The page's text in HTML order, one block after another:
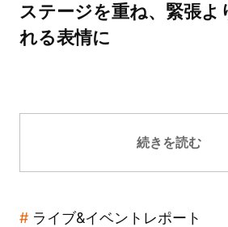
ステージを重ね、緊張よ
れる表情に
続きを読む
ライブ&イベントレポート